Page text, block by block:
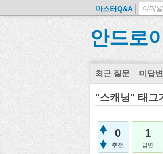
마스터Q&A
안드로
최근 질문 미답
"스캐닝" 태그
0
추천
1
답변